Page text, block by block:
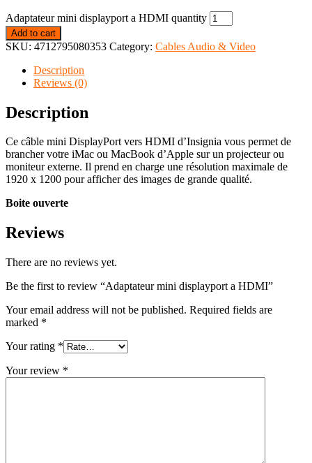
Adaptateur mini displayport a HDMI quantity
Add to cart
SKU: 4712795080353 Category: Cables Audio & Video
Description
Reviews (0)
Description
Ce câble mini DisplayPort vers HDMI d’Insignia vous permet de
brancher votre iMac ou MacBook d’Apple sur un projecteur ou
moniteur externe. Il prend en charge une résolution maximale de
1920 x 1200 pour afficher des images de grande qualité.
Boite ouverte
Reviews
There are no reviews yet.
Be the first to review “Adaptateur mini displayport a HDMI”
Your email address will not be published. Required fields are
marked *
Your rating *
Your review *